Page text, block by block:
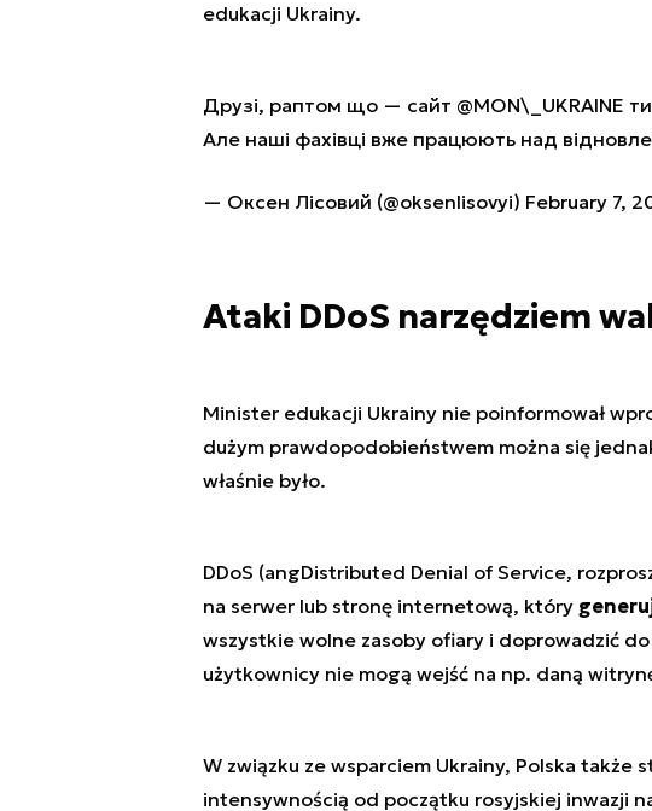
edukacji Ukrainy.
Друзі, раптом що — сайт @MON\_UKRAINE
Але наші фахівці вже працюють над
— Оксен Лісовий (@oksenlisovyi) February 7,
Ataki DDoS narzędziem
Minister edukacji Ukrainy nie poinformował
dużym prawdopodobieństwem można się
właśnie było.
DDoS (angDistributed Denial of Service,
na serwer lub stronę internetową, który
wszystkie wolne zasoby ofiary i doprowadzić do
użytkownicy nie mogą wejść na np. daną
W związku ze wsparciem Ukrainy, Polska także
intensywnością od początku rosyjskiej inwazji